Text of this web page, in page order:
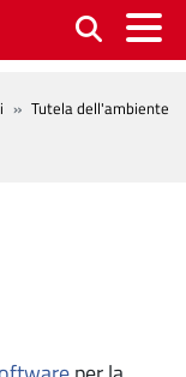
Tutela dell'ambiente